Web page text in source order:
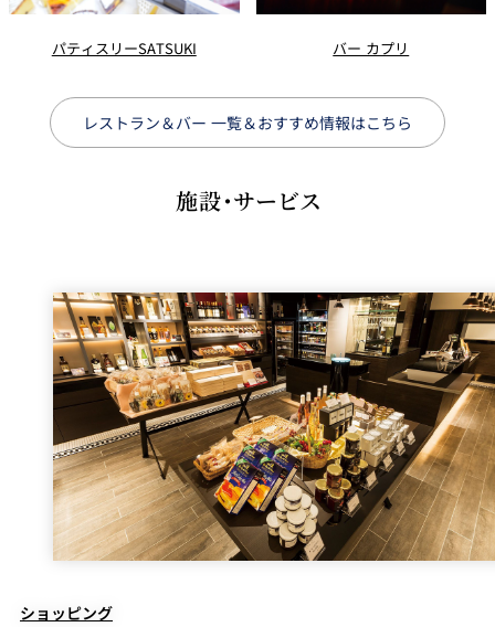
パティスリーSATSUKI バー カプリ
レストラン＆バー 一覧＆おすすめ情報はこちら
施設・サービス
ショッピング